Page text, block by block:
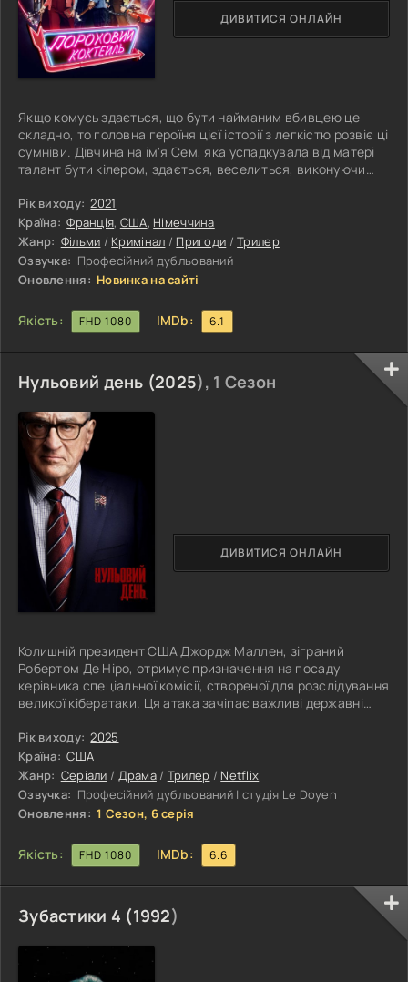
Якщо комусь здається, що бути найманим вбивцею це
складно, то головна героїня цієї історії з легкістю розвіє ці
сумніви. Дівчина на ім'я Сем, яка успадкувала від матері
талант бути кілером, здається, веселиться, виконуючи
боса людей і намагається не перейматися. Сем анітрохи
не бентежить, що вона є злочинницею. Як то кажуть,
головне покликання, а решта все на других місцях.
Дівчина вважає, що найголовніше, що вона отримує кайф
від роботи. Але
Рік виходу: 2021
Країна: Франція, США, Німеччина
Жанр: Фільми / Кримінал / Пригоди /Трилер
Озвучка: Професійний дубльований
Оновлення: Новинка на сайті
Якість: FHD 1080 IMDb: 6.1
ДИВИТИСЯ ОНЛАЙН
Нульовий день (2025), 1 Сезон
Колишній президент США Джордж Маллен, зіграний
Робертом Де Ніро, отримує призначення на посаду
керівника спеціальної комісії, створеної для розслідування
великої кібератаки. Ця атака зачіпає важливі державні
Маллен, маючи багатий досвід і політичну вагу, повинен
не тільки з'ясувати причини інциденту, а й відновити
довіру громадян і міжнародних партнерів. Робота комісії
стає справжнім випробуванням для Маллена і його
команди. Вони стикаються з
Рік виходу: 2025
Країна: США
Жанр: Серіали / Драма/ Трилер / Netflix
Озвучка: Професійний дубльований | студія Le Doyen
Оновлення: 1 Сезон, 6 серія
Якість: FHD 1080 IMDb: 6.6
ДИВИТИСЯ ОНЛАЙН
Зубастики 4 (1992)